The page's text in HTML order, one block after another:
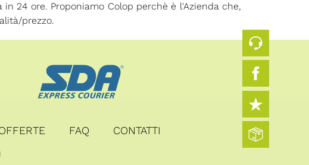
24 ore. Proponiamo Colop perchè è l'Azienda che,
prezzo.
FAQ CONTATTI